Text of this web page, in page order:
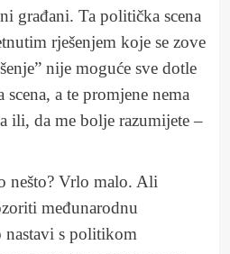
građani. Ta politička scena
rješenjem koje se zove
nije moguće sve dotle
a te promjene nema
ili, da me bolje razumijete –
nešto? Vrlo malo. Ali
međunarodnu
nastavi s politikom